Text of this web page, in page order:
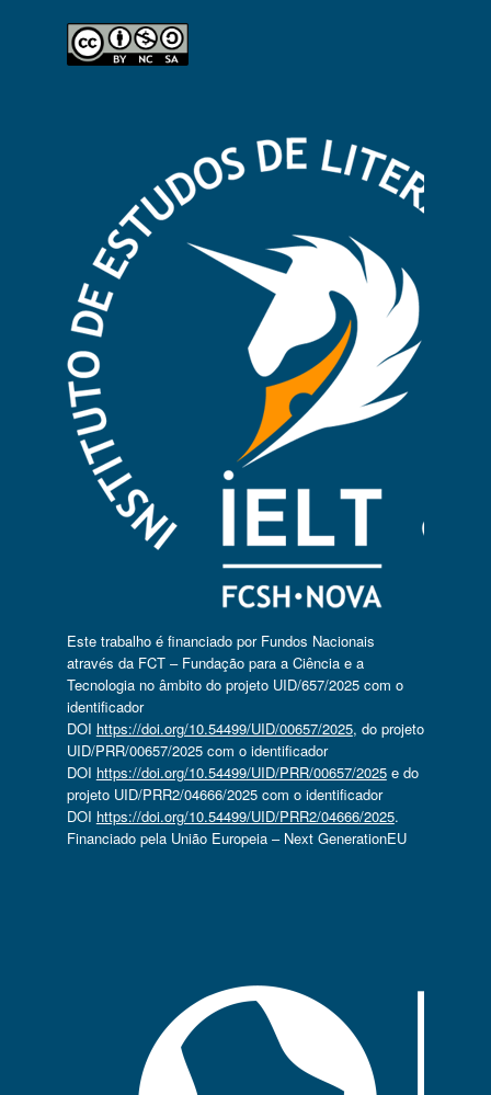
Este trabalho é financiado por Fundos Nacionais
através da FCT – Fundação para a Ciência e a
Tecnologia no âmbito do projeto UID/657/2025 com o
identificador
DOI https://doi.org/10.54499/UID/00657/2025, do projeto
UID/PRR/00657/2025 com o identificador
DOI https://doi.org/10.54499/UID/PRR/00657/2025e do
projeto UID/PRR2/04666/2025 com o identificador
DOI https://doi.org/10.54499/UID/PRR2/04666/2025.
Financiado pela União Europeia – Next GenerationEU